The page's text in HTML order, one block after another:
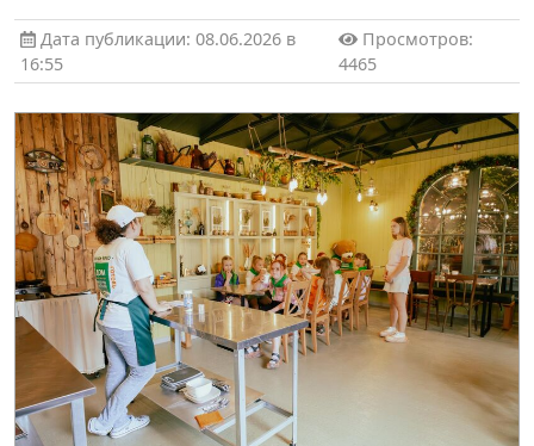
Дата публикации: 08.06.2026 в
16:55
Просмотров:
4465